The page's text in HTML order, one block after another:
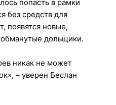
попасть в рамки
без средств для
появятся новые,
обманутые дольщики.
никак не может
– уверен Беслан